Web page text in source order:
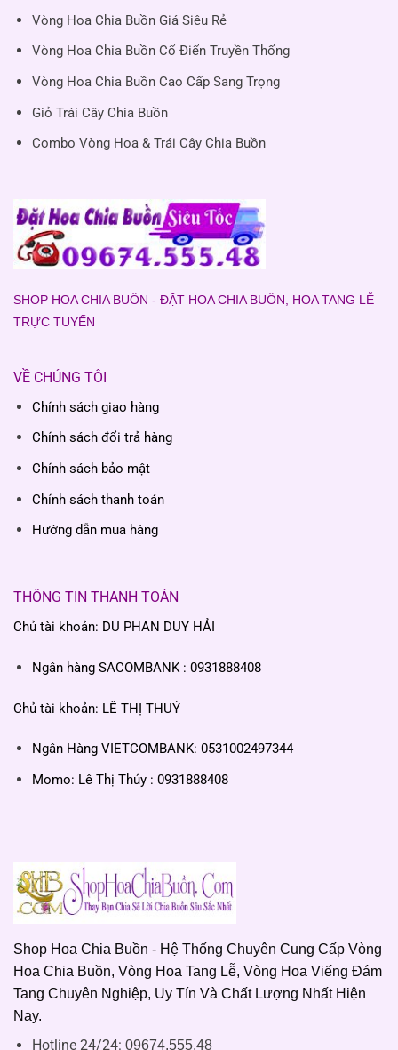
Vòng Hoa Chia Buồn Giá Siêu Rẻ
Vòng Hoa Chia Buồn Cổ Điển Truyền Thống
Vòng Hoa Chia Buồn Cao Cấp Sang Trọng
Giỏ Trái Cây Chia Buồn
Combo Vòng Hoa & Trái Cây Chia Buồn
SHOP HOA CHIA BUỒN - ĐẶT HOA CHIA BUỒN, HOA TANG LỄ
TRỰC TUYẾN
VỀ CHÚNG TÔI
Chính sách giao hàng
Chính sách đổi trả hàng
Chính sách bảo mật
Chính sách thanh toán
Hướng dẫn mua hàng
THÔNG TIN THANH TOÁN
Chủ tài khoản: DU PHAN DUY HẢI
Ngân hàng SACOMBANK : 0931888408
Chủ tài khoản: LÊ THỊ THUÝ
Ngân Hàng VIETCOMBANK: 0531002497344
Momo: Lê Thị Thúy : 0931888408
Shop Hoa Chia Buồn - Hệ Thống Chuyên Cung Cấp Vòng
Hoa Chia Buồn, Vòng Hoa Tang Lễ, Vòng Hoa Viếng Đám
Tang Chuyên Nghiệp, Uy Tín Và Chất Lượng Nhất Hiện
Nay.
Hotline 24/24: 09674.555.48